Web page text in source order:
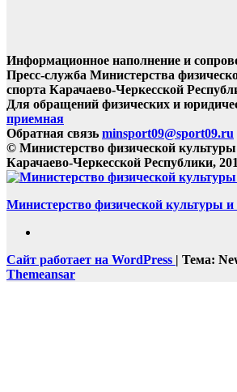
Информационное наполнение и
Пресс-служба Министерства
спорта Карачаево-Черкесской
Для обращений физических и
приемная
Обратная связь minsport09@sport09.ru
© Министерство физической культуры
Карачаево-Черкесской Республики,
Министерство физической культуры
Сайт работает на WordPress | Тема:
Themeansar